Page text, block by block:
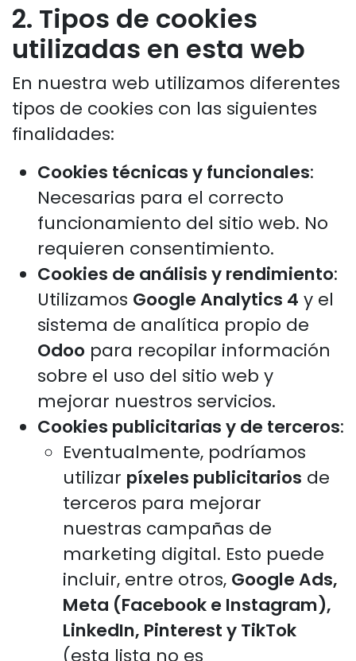
2. Tipos de cookies
utilizadas en esta web
En nuestra web utilizamos diferentes
tipos de cookies con las siguientes
finalidades:
Cookies técnicas y funcionales:
Necesarias para el correcto
funcionamiento del sitio web. No
requieren consentimiento.
Cookies de análisis y rendimiento:
Utilizamos Google Analytics 4 y el
sistema de analítica propio de
Odoo para recopilar información
sobre el uso del sitio web y
mejorar nuestros servicios.
Cookies publicitarias y de terceros:
Eventualmente, podríamos
utilizar píxeles publicitarios de
terceros para mejorar
nuestras campañas de
marketing digital. Esto puede
incluir, entre otros, Google Ads,
Meta (Facebook e Instagram),
LinkedIn, Pinterest y TikTok
(esta lista no es